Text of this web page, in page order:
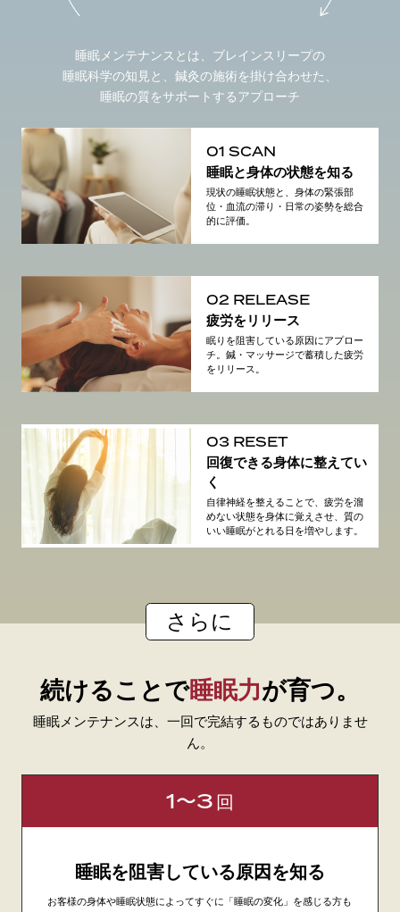
睡眠メンテナンスとは、ブレインスリープの
睡眠科学の知見と、鍼灸の施術を掛け合わせた、
睡眠の質をサポートするアプローチ
01 SCAN
睡眠と身体の状態を知る
現状の睡眠状態と、身体の緊張部
位・血流の滞り・日常の姿勢を総合
的に評価。
02 RELEASE
疲労をリリース
眠りを阻害している原因にアプロー
チ。鍼・マッサージで蓄積した疲労
をリリース。
03 RESET
回復できる身体に整えてい
く
自律神経を整えることで、疲労を溜
めない状態を身体に覚えさせ、質の
いい睡眠がとれる日を増やします。
さらに
続けることで睡眠力が育つ。
睡眠メンテナンスは、一回で完結するものではありませ
ん。
1〜3 回
睡眠を阻害している原因を知る
お客様の身体や睡眠状態によってすぐに「睡眠の変化」を感じる方も